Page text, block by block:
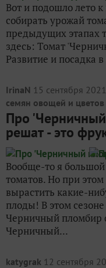
Вот и подошло лето к
собирать урожай
предыдущих этапах
здесь: Томат
Развитие и посадка
IrinaN 15 сентября
семян овощей и
Про
решат - это
Вообще-то я
томатов. Но при
вырастить какие-
плоды! В этом
Черничный пломбир
Черничный...
katygrak 12 сентября